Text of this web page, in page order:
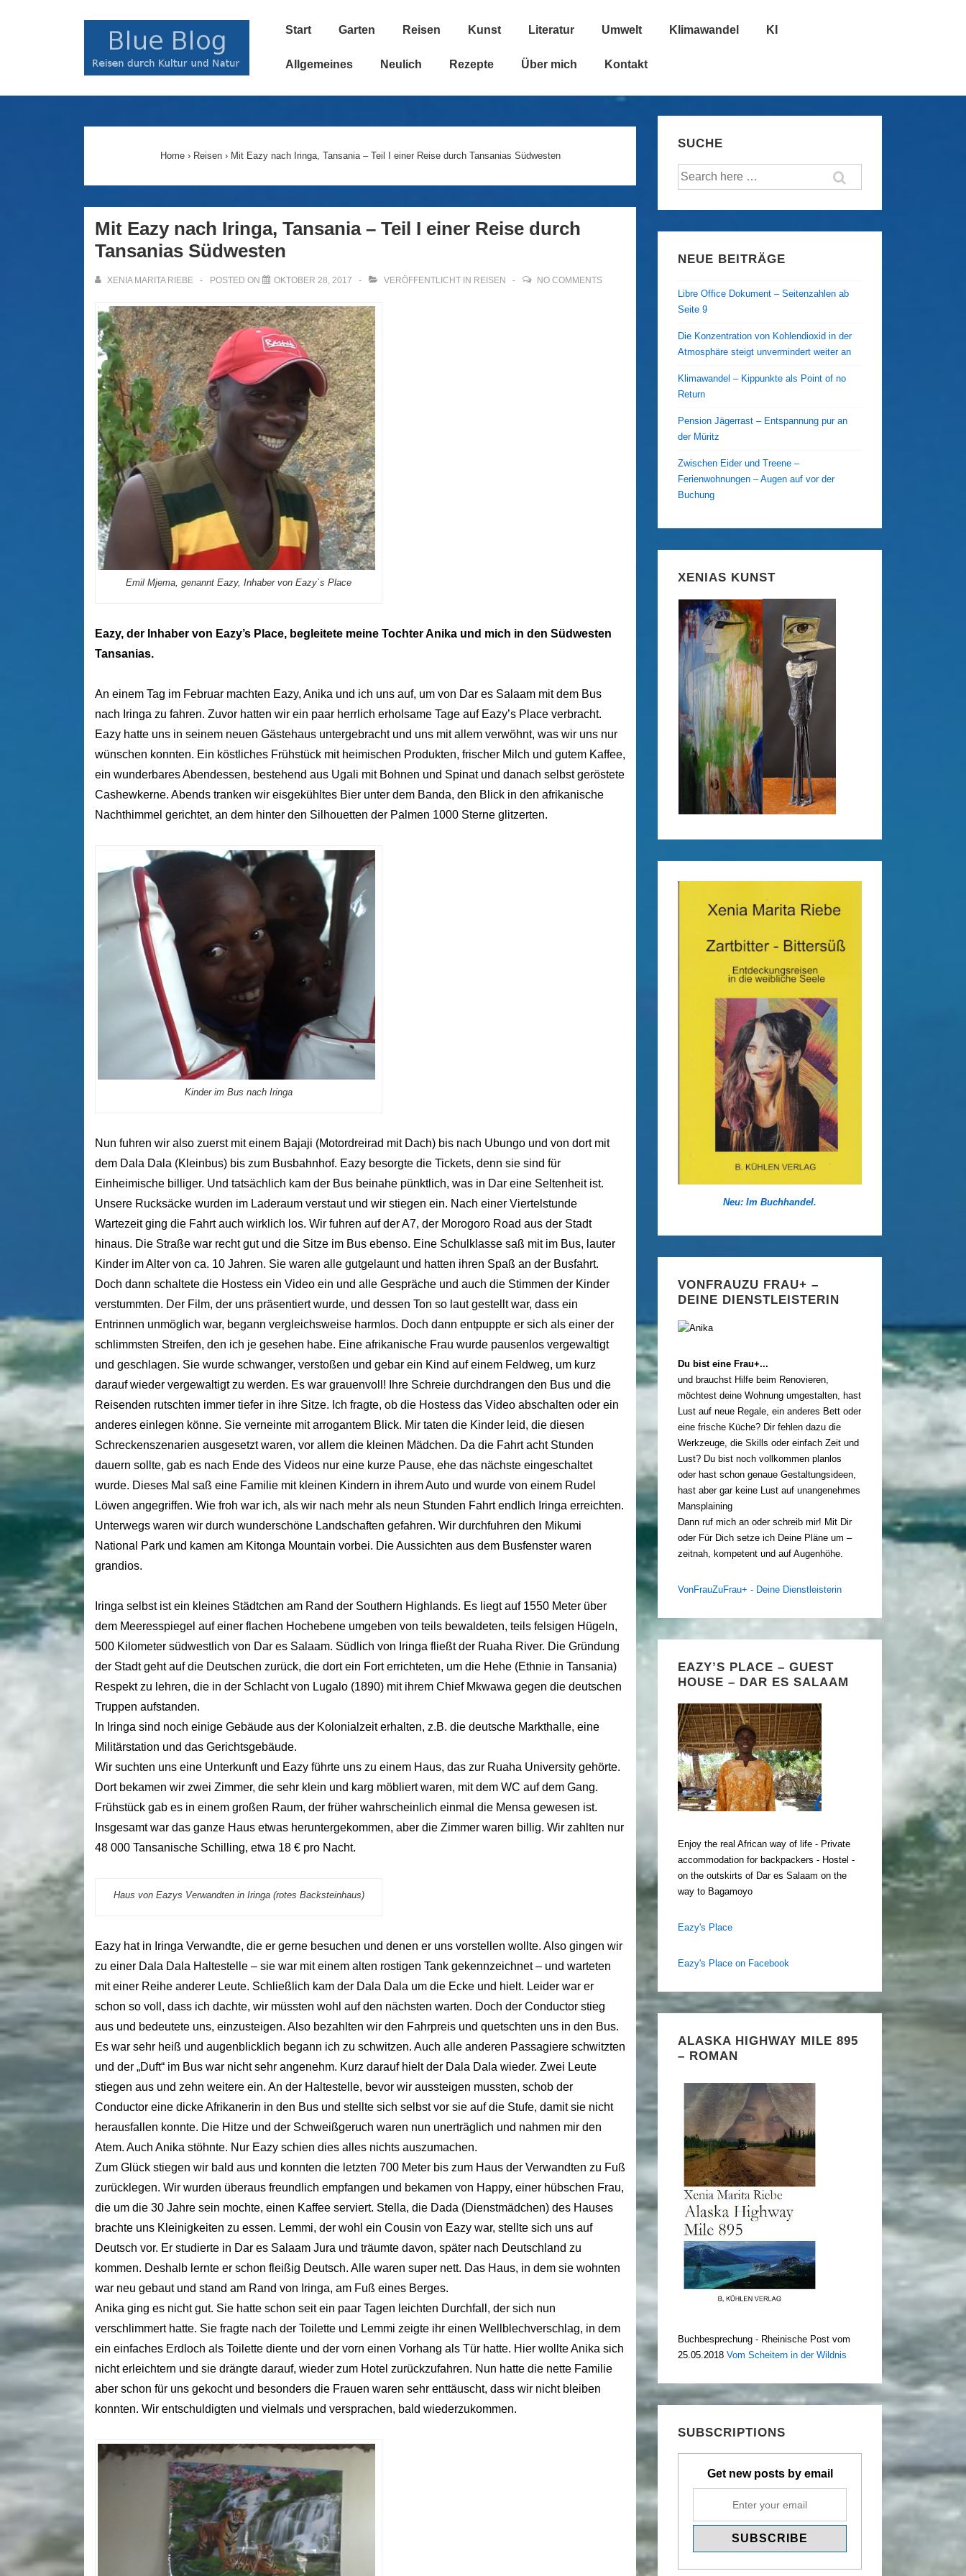
Main
Start Garten Reisen Kunst Literatur Umwelt Klimawandel KI
Allgemeines Neulich Rezepte Über mich Kontakt
Home › Reisen › Mit Eazy nach Iringa, Tansania – Teil I einer Reise durch Tansanias Südwesten
Mit Eazy nach Iringa, Tansania – Teil I einer Reise durch
Tansanias Südwesten
XENIA MARITA RIEBE POSTED ON OKTOBER 28, 2017 VERÖFFENTLICHT IN REISEN NO COMMENTS
Emil Mjema, genannt Eazy, Inhaber von Eazy`s Place
Eazy, der Inhaber von Eazy’s Place, begleitete meine Tochter Anika und mich in den Südwesten
Tansanias.
An einem Tag im Februar machten Eazy, Anika und ich uns auf, um von Dar es Salaam mit dem Bus
nach Iringa zu fahren. Zuvor hatten wir ein paar herrlich erholsame Tage auf Eazy’s Place verbracht.
Eazy hatte uns in seinem neuen Gästehaus untergebracht und uns mit allem verwöhnt, was wir uns nur
wünschen konnten. Ein köstliches Frühstück mit heimischen Produkten, frischer Milch und gutem Kaffee,
ein wunderbares Abendessen, bestehend aus Ugali mit Bohnen und Spinat und danach selbst geröstete
Cashewkerne. Abends tranken wir eisgekühltes Bier unter dem Banda, den Blick in den afrikanische
Nachthimmel gerichtet, an dem hinter den Silhouetten der Palmen 1000 Sterne glitzerten.
Kinder im Bus nach Iringa
Nun fuhren wir also zuerst mit einem Bajaji (Motordreirad mit Dach) bis nach Ubungo und von dort mit
dem Dala Dala (Kleinbus) bis zum Busbahnhof. Eazy besorgte die Tickets, denn sie sind für
Einheimische billiger. Und tatsächlich kam der Bus beinahe pünktlich, was in Dar eine Seltenheit ist.
Unsere Rucksäcke wurden im Laderaum verstaut und wir stiegen ein. Nach einer Viertelstunde
Wartezeit ging die Fahrt auch wirklich los. Wir fuhren auf der A7, der Morogoro Road aus der Stadt
hinaus. Die Straße war recht gut und die Sitze im Bus ebenso. Eine Schulklasse saß mit im Bus, lauter
Kinder im Alter von ca. 10 Jahren. Sie waren alle gutgelaunt und hatten ihren Spaß an der Busfahrt.
Doch dann schaltete die Hostess ein Video ein und alle Gespräche und auch die Stimmen der Kinder
verstummten. Der Film, der uns präsentiert wurde, und dessen Ton so laut gestellt war, dass ein
Entrinnen unmöglich war, begann vergleichsweise harmlos. Doch dann entpuppte er sich als einer der
schlimmsten Streifen, den ich je gesehen habe. Eine afrikanische Frau wurde pausenlos vergewaltigt
und geschlagen. Sie wurde schwanger, verstoßen und gebar ein Kind auf einem Feldweg, um kurz
darauf wieder vergewaltigt zu werden. Es war grauenvoll! Ihre Schreie durchdrangen den Bus und die
Reisenden rutschten immer tiefer in ihre Sitze. Ich fragte, ob die Hostess das Video abschalten oder ein
anderes einlegen könne. Sie verneinte mit arrogantem Blick. Mir taten die Kinder leid, die diesen
Schreckenszenarien ausgesetzt waren, vor allem die kleinen Mädchen. Da die Fahrt acht Stunden
dauern sollte, gab es nach Ende des Videos nur eine kurze Pause, ehe das nächste eingeschaltet
wurde. Dieses Mal saß eine Familie mit kleinen Kindern in ihrem Auto und wurde von einem Rudel
Löwen angegriffen. Wie froh war ich, als wir nach mehr als neun Stunden Fahrt endlich Iringa erreichten.
Unterwegs waren wir durch wunderschöne Landschaften gefahren. Wir durchfuhren den Mikumi
National Park und kamen am Kitonga Mountain vorbei. Die Aussichten aus dem Busfenster waren
grandios.
Iringa selbst ist ein kleines Städtchen am Rand der Southern Highlands. Es liegt auf 1550 Meter über
dem Meeresspiegel auf einer flachen Hochebene umgeben von teils bewaldeten, teils felsigen Hügeln,
500 Kilometer südwestlich von Dar es Salaam. Südlich von Iringa fließt der Ruaha River. Die Gründung
der Stadt geht auf die Deutschen zurück, die dort ein Fort errichteten, um die Hehe (Ethnie in Tansania)
Respekt zu lehren, die in der Schlacht von Lugalo (1890) mit ihrem Chief Mkwawa gegen die deutschen
Truppen aufstanden.
In Iringa sind noch einige Gebäude aus der Kolonialzeit erhalten, z.B. die deutsche Markthalle, eine
Militärstation und das Gerichtsgebäude.
Wir suchten uns eine Unterkunft und Eazy führte uns zu einem Haus, das zur Ruaha University gehörte.
Dort bekamen wir zwei Zimmer, die sehr klein und karg möbliert waren, mit dem WC auf dem Gang.
Frühstück gab es in einem großen Raum, der früher wahrscheinlich einmal die Mensa gewesen ist.
Insgesamt war das ganze Haus etwas heruntergekommen, aber die Zimmer waren billig. Wir zahlten nur
48 000 Tansanische Schilling, etwa 18 € pro Nacht.
Haus von Eazys Verwandten in Iringa (rotes Backsteinhaus)
Eazy hat in Iringa Verwandte, die er gerne besuchen und denen er uns vorstellen wollte. Also gingen wir
zu einer Dala Dala Haltestelle – sie war mit einem alten rostigen Tank gekennzeichnet – und warteten
mit einer Reihe anderer Leute. Schließlich kam der Dala Dala um die Ecke und hielt. Leider war er
schon so voll, dass ich dachte, wir müssten wohl auf den nächsten warten. Doch der Conductor stieg
aus und bedeutete uns, einzusteigen. Also bezahlten wir den Fahrpreis und quetschten uns in den Bus.
Es war sehr heiß und augenblicklich begann ich zu schwitzen. Auch alle anderen Passagiere schwitzten
und der „Duft“ im Bus war nicht sehr angenehm. Kurz darauf hielt der Dala Dala wieder. Zwei Leute
stiegen aus und zehn weitere ein. An der Haltestelle, bevor wir aussteigen mussten, schob der
Conductor eine dicke Afrikanerin in den Bus und stellte sich selbst vor sie auf die Stufe, damit sie nicht
herausfallen konnte. Die Hitze und der Schweißgeruch waren nun unerträglich und nahmen mir den
Atem. Auch Anika stöhnte. Nur Eazy schien dies alles nichts auszumachen.
Zum Glück stiegen wir bald aus und konnten die letzten 700 Meter bis zum Haus der Verwandten zu Fuß
zurücklegen. Wir wurden überaus freundlich empfangen und bekamen von Happy, einer hübschen Frau,
die um die 30 Jahre sein mochte, einen Kaffee serviert. Stella, die Dada (Dienstmädchen) des Hauses
brachte uns Kleinigkeiten zu essen. Lemmi, der wohl ein Cousin von Eazy war, stellte sich uns auf
Deutsch vor. Er studierte in Dar es Salaam Jura und träumte davon, später nach Deutschland zu
kommen. Deshalb lernte er schon fleißig Deutsch. Alle waren super nett. Das Haus, in dem sie wohnten
war neu gebaut und stand am Rand von Iringa, am Fuß eines Berges.
Anika ging es nicht gut. Sie hatte schon seit ein paar Tagen leichten Durchfall, der sich nun
verschlimmert hatte. Sie fragte nach der Toilette und Lemmi zeigte ihr einen Wellblechverschlag, in dem
ein einfaches Erdloch als Toilette diente und der vorn einen Vorhang als Tür hatte. Hier wollte Anika sich
nicht erleichtern und sie drängte darauf, wieder zum Hotel zurückzufahren. Nun hatte die nette Familie
aber schon für uns gekocht und besonders die Frauen waren sehr enttäuscht, dass wir nicht bleiben
konnten. Wir entschuldigten und vielmals und versprachen, bald wiederzukommen.
SUCHE
Suche
nach:
NEUE BEITRÄGE
Libre Office Dokument – Seitenzahlen ab
Seite 9
Die Konzentration von Kohlendioxid in der
Atmosphäre steigt unvermindert weiter an
Klimawandel – Kippunkte als Point of no
Return
Pension Jägerrast – Entspannung pur an
der Müritz
Zwischen Eider und Treene –
Ferienwohnungen – Augen auf vor der
Buchung
XENIAS KUNST
Neu: Im Buchhandel.
VONFRAUZU FRAU+ –
DEINE DIENSTLEISTERIN
Du bist eine Frau+...
und brauchst Hilfe beim Renovieren,
möchtest deine Wohnung umgestalten, hast
Lust auf neue Regale, ein anderes Bett oder
eine frische Küche? Dir fehlen dazu die
Werkzeuge, die Skills oder einfach Zeit und
Lust? Du bist noch vollkommen planlos
oder hast schon genaue Gestaltungsideen,
hast aber gar keine Lust auf unangenehmes
Mansplaining
Dann ruf mich an oder schreib mir! Mit Dir
oder Für Dich setze ich Deine Pläne um –
zeitnah, kompetent und auf Augenhöhe.
VonFrauZuFrau+ - Deine Dienstleisterin
EAZY’S PLACE – GUEST
HOUSE – DAR ES SALAAM
Enjoy the real African way of life - Private
accommodation for backpackers - Hostel -
on the outskirts of Dar es Salaam on the
way to Bagamoyo
Eazy's Place
Eazy's Place on Facebook
ALASKA HIGHWAY MILE 895
– ROMAN
Buchbesprechung - Rheinische Post vom
25.05.2018 Vom Scheitern in der Wildnis
SUBSCRIPTIONS
Get new posts by email